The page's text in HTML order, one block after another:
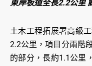
東岸板道全長2.2公里
土木工程拓展署高級
2.2公里，項目分兩階
的部分，長約1.1公里